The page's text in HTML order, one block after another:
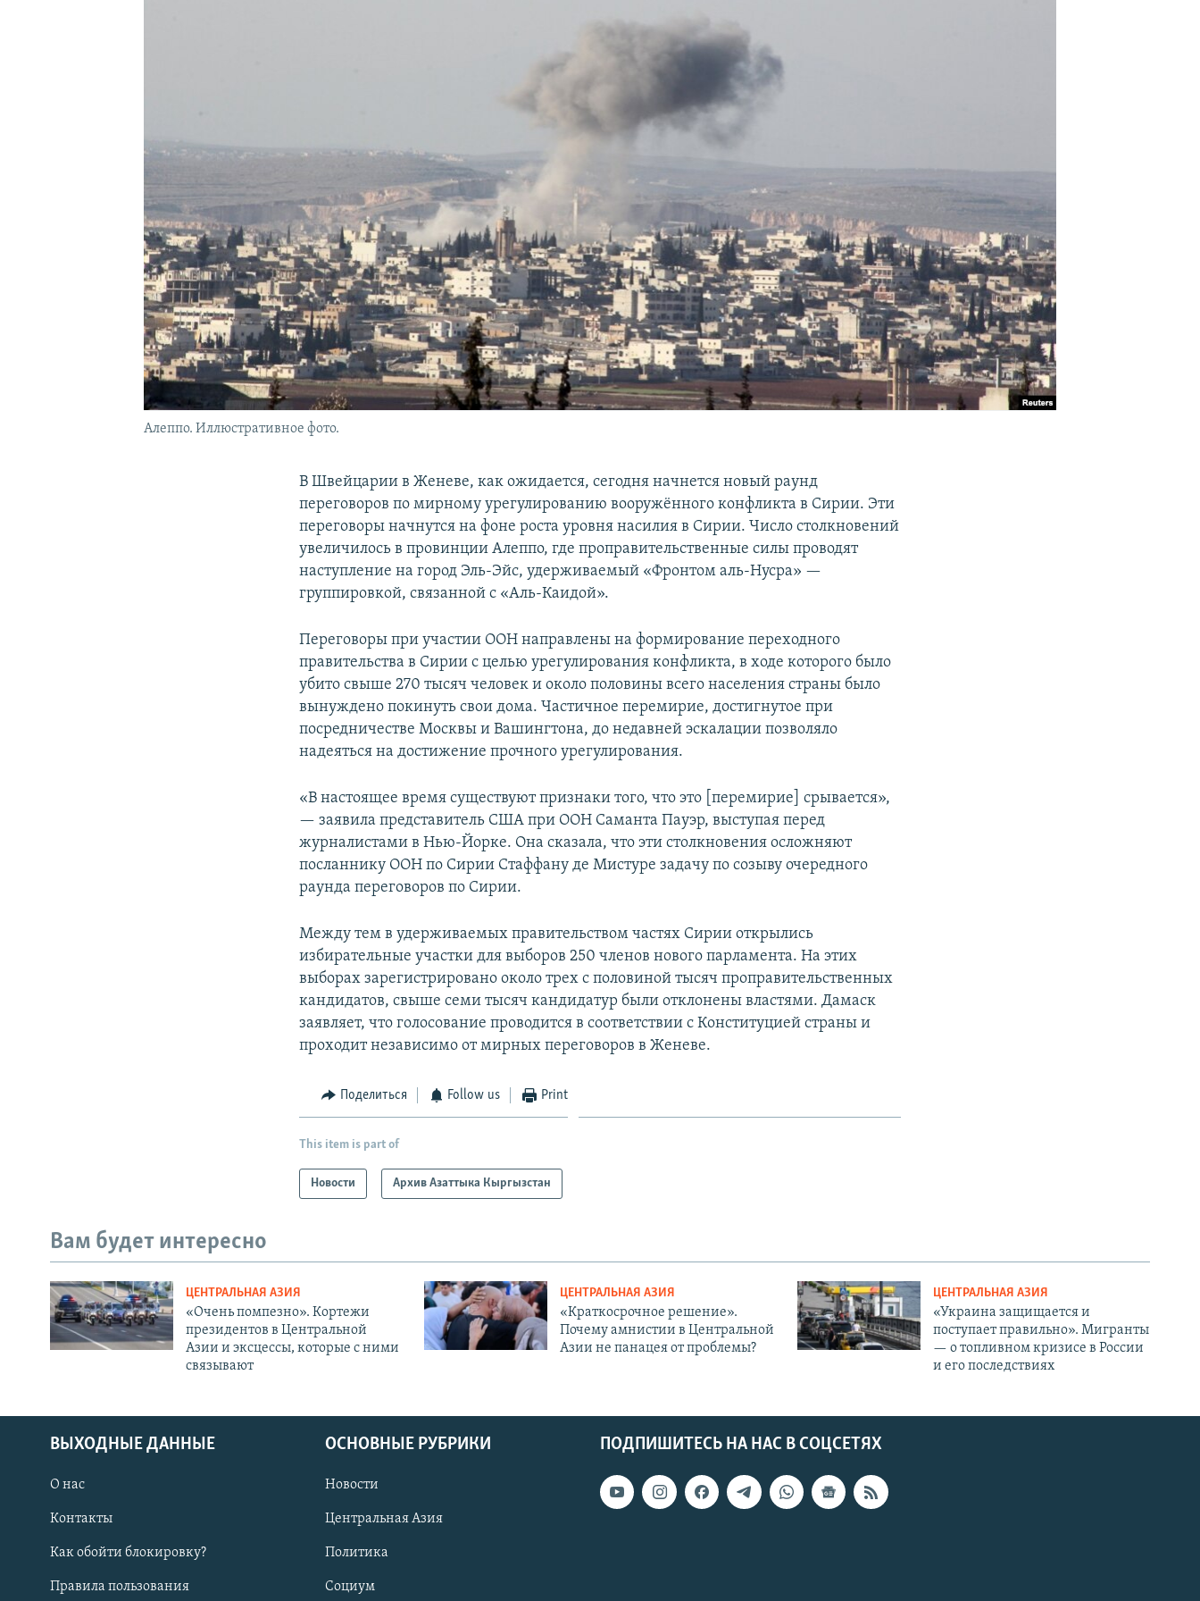
Алеппо. Иллюстративное фото.
В Швейцарии в Женеве, как ожидается, сегодня начнется новый раунд
переговоров по мирному урегулированию вооружённого конфликта в Сирии. Эти
переговоры начнутся на фоне роста уровня насилия в Сирии. Число столкновений
увеличилось в провинции Алеппо, где проправительственные силы проводят
наступление на город Эль-Эйс, удерживаемый «Фронтом аль-Нусра» —
группировкой, связанной с «Аль-Каидой».
Переговоры при участии ООН направлены на формирование переходного
правительства в Сирии с целью урегулирования конфликта, в ходе которого было
убито свыше 270 тысяч человек и около половины всего населения страны было
вынуждено покинуть свои дома. Частичное перемирие, достигнутое при
посредничестве Москвы и Вашингтона, до недавней эскалации позволяло
надеяться на достижение прочного урегулирования.
«В настоящее время существуют признаки того, что это [перемирие] срывается»,
— заявила представитель США при ООН Саманта Пауэр, выступая перед
журналистами в Нью-Йорке. Она сказала, что эти столкновения осложняют
посланнику ООН по Сирии Стаффану де Мистуре задачу по созыву очередного
раунда переговоров по Сирии.
Между тем в удерживаемых правительством частях Сирии открылись
избирательные участки для выборов 250 членов нового парламента. На этих
выборах зарегистрировано около трех с половиной тысяч проправительственных
кандидатов, свыше семи тысяч кандидатур были отклонены властями. Дамаск
заявляет, что голосование проводится в соответствии с Конституцией страны и
проходит независимо от мирных переговоров в Женеве.
Поделиться Follow us Print
This item is part of
Новости Архив Азаттыка Кыргызстан
Вам будет интересно
ЦЕНТРАЛЬНАЯ АЗИЯ
«Очень помпезно». Кортежи
президентов в Центральной
Азии и эксцессы, которые с ними
связывают
ЦЕНТРАЛЬНАЯ АЗИЯ
«Краткосрочное решение».
Почему амнистии в Центральной
Азии не панацея от проблемы?
ЦЕНТРАЛЬНАЯ АЗИЯ
«Украина защищается и
поступает правильно». Мигранты
— о топливном кризисе в России
и его последствиях
ПОДПИШИТЕСЬ НА НАС В СОЦСЕТЯХ
ВЫХОДНЫЕ ДАННЫЕ
О нас
Контакты
Как обойти блокировку?
Правила пользования
ОСНОВНЫЕ РУБРИКИ
Новости
Центральная Азия
Политика
Социум